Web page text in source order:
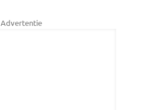
Advertentie